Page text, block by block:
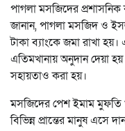
পাগলা মসজিদের প্রশাসনিক
জানান, পাগলা মসজিদ ও
টাকা ব্যাংকে জমা রাখা
এতিমখানায় অনুদান দেয়া
সহায়তাও করা হয়।
মসজিদের পেশ ইমাম মুফতি
বিভিন্ন প্রান্তের মানুষ এসে